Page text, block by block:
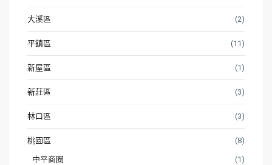
大溪區 (2)
平鎮區 (11)
新屋區 (1)
新莊區 (3)
林口區 (3)
桃園區 (8)
中平商圈 (1)